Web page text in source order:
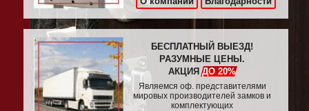
БЕСПЛАТНЫЙ ВЫЕЗД!
РАЗУМНЫЕ ЦЕНЫ.
АКЦИЯДО 20%
Являемся оф. представителями
мировых производителей замков и
комплектующих